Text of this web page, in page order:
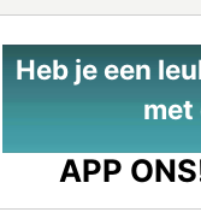
Heb je een
met
APP